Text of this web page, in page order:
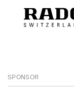
SPONSOR